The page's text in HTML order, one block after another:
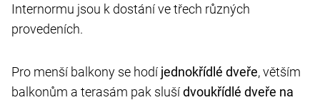
Internormu jsou k dostání ve třech různých
provedeních.
Pro menší balkony se hodí jednokřídlé dveře, větším
balkonům a terasám pak slušídvoukřídlé dveře na